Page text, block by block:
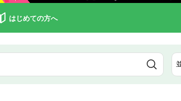
はじめての方へ